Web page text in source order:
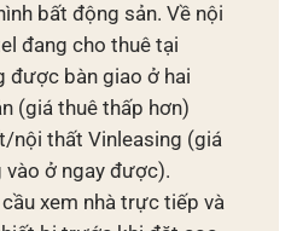
bất động sản. Về nội
đang cho thuê tại
được bàn giao ở hai
(giá thuê thấp hơn)
nội thất Vinleasing (giá
ở ngay được).
xem nhà trực tiếp và